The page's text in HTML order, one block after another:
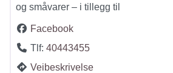
og småvarer – i tillegg til
Facebook
Tlf: 40443455
Veibeskrivelse